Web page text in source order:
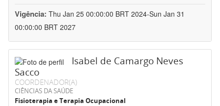
Vigência: Thu Jan 25 00:00:00 BRT 2024-Sun Jan 31
00:00:00 BRT 2027
Isabel de Camargo Neves
Sacco
COORDENADOR(A)
CIÊNCIAS DA SAÚDE
Fisioterapia e Terapia Ocupacional